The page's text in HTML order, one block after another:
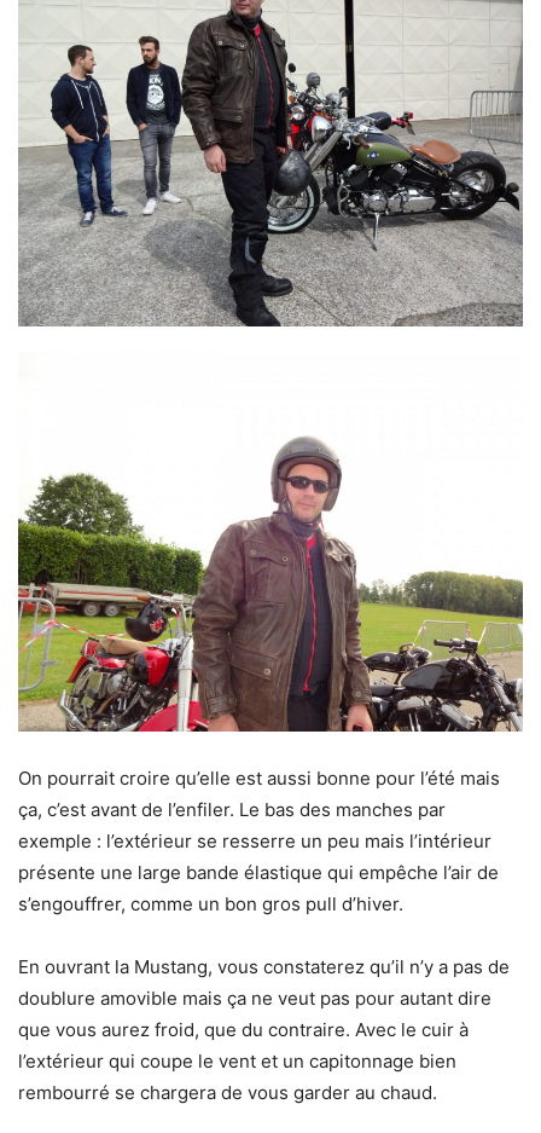
On pourrait croire qu’elle est aussi bonne pour l’été mais
ça, c’est avant de l’enfiler. Le bas des manches par
exemple : l’extérieur se resserre un peu mais l’intérieur
présente une large bande élastique qui empêche l’air de
s’engouffrer, comme un bon gros pull d’hiver.
En ouvrant la Mustang, vous constaterez qu’il n’y a pas de
doublure amovible mais ça ne veut pas pour autant dire
que vous aurez froid, que du contraire. Avec le cuir à
l’extérieur qui coupe le vent et un capitonnage bien
rembourré se chargera de vous garder au chaud.